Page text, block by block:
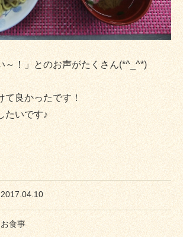
～！」とのお声がたくさん(*^_^*)
て良かったです！
たいです♪
2017.04.10
お食事